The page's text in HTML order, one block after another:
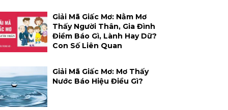
Giải Mã Giấc Mơ: Nằm Mơ
Thấy Người Thân, Gia Đình
Điềm Báo Gì, Lành Hay Dữ?
Con Số Liên Quan
Giải Mã Giấc Mơ: Mơ Thấy
Nước Báo Hiệu Điều Gì?